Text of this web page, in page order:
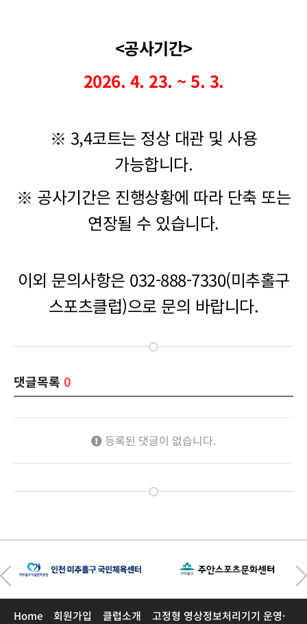
<공사기간>
2026. 4. 23. ~ 5. 3.
※ 3,4코트는 정상 대관 및 사용
가능합니다.
※ 공사기간은 진행상황에 따라 단축 또는
연장될 수 있습니다.
이외 문의사항은 032-888-7330(미추홀구
스포츠클럽)으로 문의 바랍니다.
댓글목록 0
등록된 댓글이 없습니다.
Home 회원가입 클럽소개 고정형 영상정보처리기기 운영·